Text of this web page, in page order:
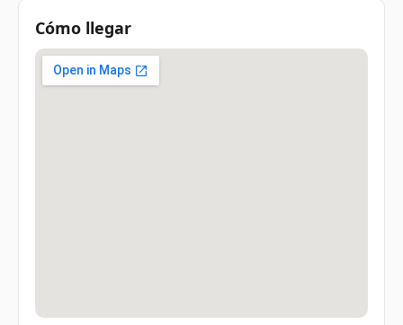
Cómo llegar